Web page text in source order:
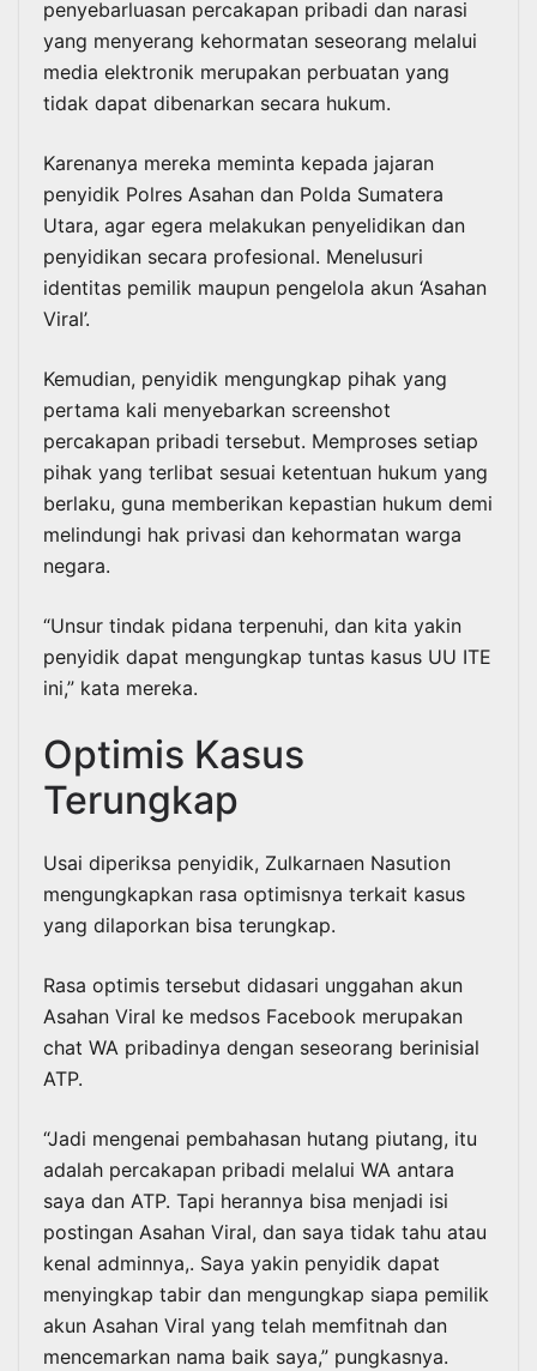
penyebarluasan percakapan pribadi dan narasi
yang menyerang kehormatan seseorang melalui
media elektronik merupakan perbuatan yang
tidak dapat dibenarkan secara hukum.
Karenanya mereka meminta kepada jajaran
penyidik Polres Asahan dan Polda Sumatera
Utara, agar egera melakukan penyelidikan dan
penyidikan secara profesional. Menelusuri
identitas pemilik maupun pengelola akun ‘Asahan
Viral’.
Kemudian, penyidik mengungkap pihak yang
pertama kali menyebarkan screenshot
percakapan pribadi tersebut. Memproses setiap
pihak yang terlibat sesuai ketentuan hukum yang
berlaku, guna memberikan kepastian hukum demi
melindungi hak privasi dan kehormatan warga
negara.
“Unsur tindak pidana terpenuhi, dan kita yakin
penyidik dapat mengungkap tuntas kasus UU ITE
ini,” kata mereka.
Optimis Kasus
Terungkap
Usai diperiksa penyidik, Zulkarnaen Nasution
mengungkapkan rasa optimisnya terkait kasus
yang dilaporkan bisa terungkap.
Rasa optimis tersebut didasari unggahan akun
Asahan Viral ke medsos Facebook merupakan
chat WA pribadinya dengan seseorang berinisial
ATP.
“Jadi mengenai pembahasan hutang piutang, itu
adalah percakapan pribadi melalui WA antara
saya dan ATP. Tapi herannya bisa menjadi isi
postingan Asahan Viral, dan saya tidak tahu atau
kenal adminnya,. Saya yakin penyidik dapat
menyingkap tabir dan mengungkap siapa pemilik
akun Asahan Viral yang telah memfitnah dan
mencemarkan nama baik saya,” pungkasnya.